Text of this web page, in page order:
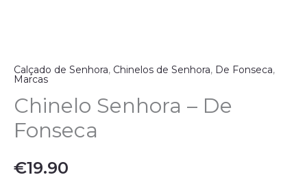
Calçado de Senhora, Chinelos de Senhora, De Fonseca,
Marcas
Chinelo Senhora – De
Fonseca
€19.90